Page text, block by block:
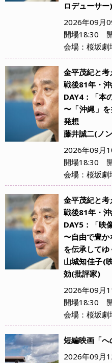
ロデューサー)
2026年09月
開場18:30
会場：桜坂劇
金平茂紀と考
戦後81年・
DAY4：「本
〜「沖縄」
発想
藤井誠二(ノ
2026年09月
開場18:30
会場：桜坂劇
金平茂紀と考
戦後81年・
DAY5：「映
〜自由で豊
を伝承してゆ
山城知佳子(
効(批評家)
2026年09月
開場18:30
会場：桜坂劇
短編映画「
2026年09月